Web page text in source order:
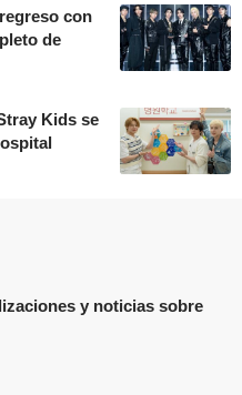
con
de
Kids se